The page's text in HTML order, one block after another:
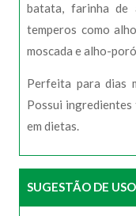
batata, farinha de
temperos como
moscada e alho-
Perfeita para dias
Possui ingredientes
em dietas.
SUGESTÃO DE USO